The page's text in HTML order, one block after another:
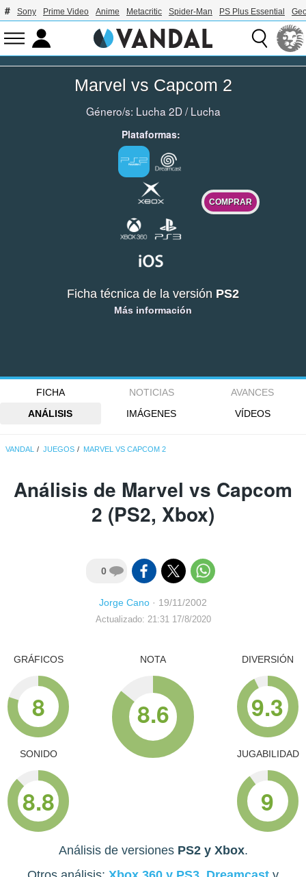
Sony Prime Video Anime Metacritic Spider-Man PS Plus Essential
Marvel vs Capcom 2
Género/s: Lucha 2D/Lucha
Plataformas:
COMPRAR
Ficha técnica de la versión PS2
Más información
FICHA NOTICIAS
AVANCES
ANÁLISIS
IMÁGENES VÍDEOS
VANDAL JUEGOS MARVEL VS CAPCOM 2
Análisis de Marvel vs Capcom
2 (PS2, Xbox)
0
Jorge Cano · 19/11/2002
Actualizado: 21:31 17/8/2020
GRÁFICOS
8
SONIDO
8.8
NOTA
8.6
DIVERSIÓN
9.3
JUGABILIDAD
9
Análisis de versiones PS2 y Xbox.